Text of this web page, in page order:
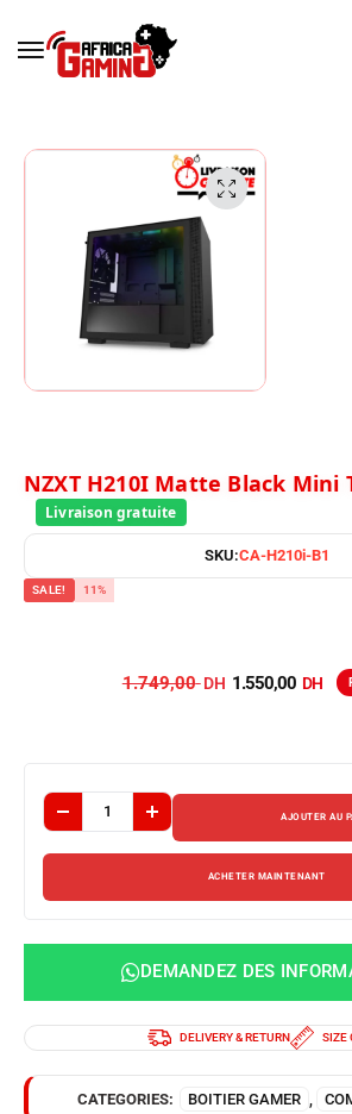
NZXT H210I Matte Black Mini
SKU:‎CA-H210i-B1
SALE! 11%
1.749,00 1.550,00
AJOUTER AU
ACHETER MAINTENANT
DEMANDEZ DES
DELIVERY & RETURN SIZE
CATEGORIES: BOITIER GAMER